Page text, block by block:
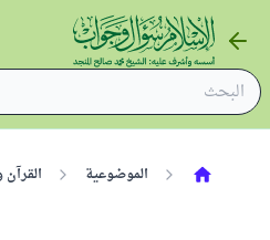
الموضوعية